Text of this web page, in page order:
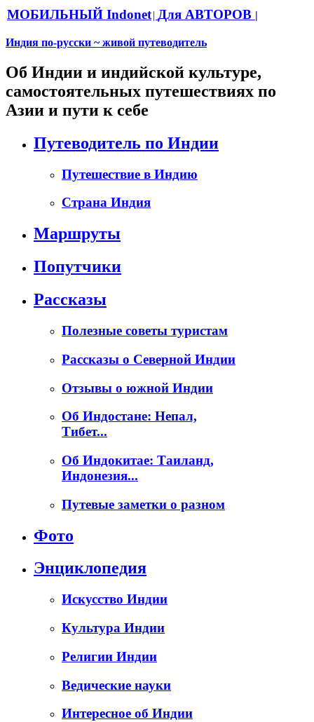
МОБИЛЬНЫЙ Indonet| Для АВТОРОВ |
Индия по-русски ~ живой путеводитель
Об Индии и индийской культуре,
самостоятельных путешествиях по
Азии и пути к себе
Путеводитель по Индии
Путешествие в Индию
Страна Индия
Маршруты
Попутчики
Рассказы
Полезные советы туристам
Рассказы о Северной Индии
Отзывы о южной Индии
Об Индостане: Непал,
Тибет...
Об Индокитае: Таиланд,
Индонезия...
Путевые заметки о разном
Фото
Энциклопедия
Искусство Индии
Культура Индии
Религии Индии
Ведические науки
Интересное об Индии